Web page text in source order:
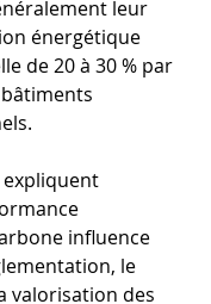
leur
énergétique
de 20 à 30 % par
expliquent
influence
le
valorisation des